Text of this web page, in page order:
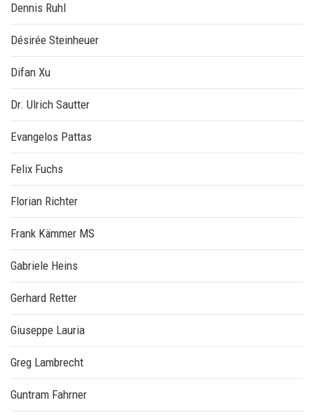
Dennis Ruhl
Désirée Steinheuer
Difan Xu
Dr. Ulrich Sautter
Evangelos Pattas
Felix Fuchs
Florian Richter
Frank Kämmer MS
Gabriele Heins
Gerhard Retter
Giuseppe Lauria
Greg Lambrecht
Guntram Fahrner